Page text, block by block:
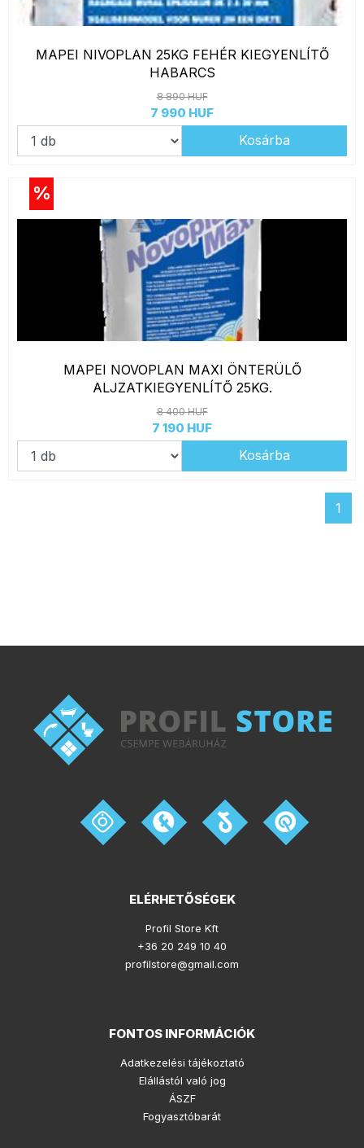
MAPEI NIVOPLAN 25KG FEHÉR KIEGYENLÍTŐ
HABARCS
8 890 HUF
7 990 HUF
Kosárba
%
MAPEI NOVOPLAN MAXI ÖNTERÜLŐ
ALJZATKIEGYENLÍTŐ 25KG.
8 400 HUF
7 190 HUF
Kosárba
1
ELÉRHETŐSÉGEK
Profil Store Kft
+36 20 249 10 40
profilstore@gmail.com
FONTOS INFORMÁCIÓK
Adatkezelési tájékoztató
Elállástól való jog
ÁSZF
Fogyasztóbarát